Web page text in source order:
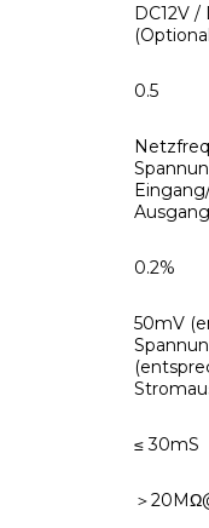
DC12V /
0.5
0.2%
50mV
≤ 30mS
＞